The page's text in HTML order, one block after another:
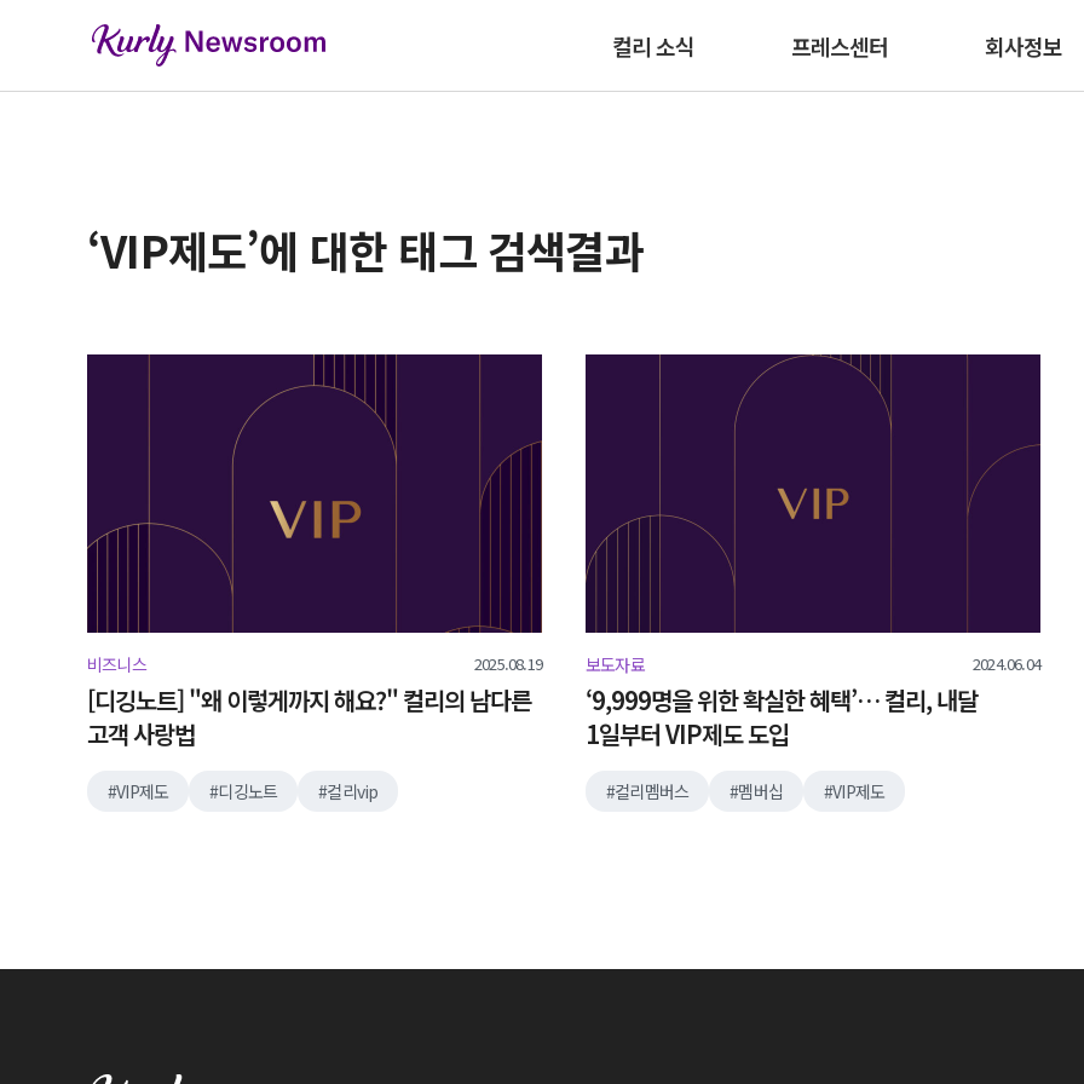
컬리 소식 프레스센터 회사정보
‘VIP제도’에 대한 태그 검색결과
비즈니스 2025.08.19
[디깅노트] "왜 이렇게까지 해요?" 컬리의 남다른
고객 사랑법
VIP제도 디깅노트 컬리vip
보도자료 2024.06.04
‘9,999명을 위한 확실한 혜택’… 컬리, 내달
1일부터 VIP제도 도입
컬리멤버스 멤버십 VIP제도